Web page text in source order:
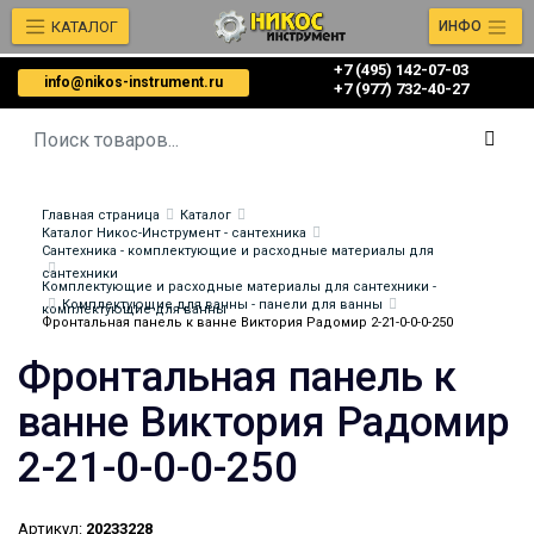
info@nikos-instrument.ru
+7 (495) 142-07-03
‎‎+7 (977) 732-40-27
КАТАЛОГ ИНФО
Главная страница
Каталог
Каталог Никос-Инструмент - сантехника
Сантехника - комплектующие и расходные материалы для
сантехники
Комплектующие и расходные материалы для сантехники -
комплектующие для ванны
Комплектующие для ванны - панели для ванны
Фронтальная панель к ванне Виктория Радомир 2-21-0-0-0-250
Фронтальная панель к
ванне Виктория Радомир
2-21-0-0-0-250
Артикул: 20233228